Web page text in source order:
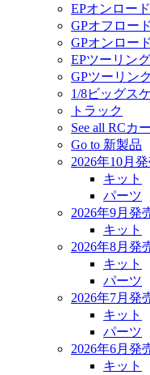
EPオンロード
GPオフロード
GPオンロード
EPツーリング
GPツーリン
1/8ビッグス
トラック
See all RCカー
Go to 新製品
2026年10月
キット
パーツ
2026年9月発
キット
2026年8月発
キット
パーツ
2026年7月発
キット
パーツ
2026年6月発
キット